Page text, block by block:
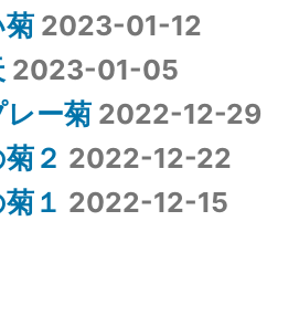
2023-01-12
2023-01-05
ー菊 2022-12-29
２ 2022-12-22
１ 2022-12-15